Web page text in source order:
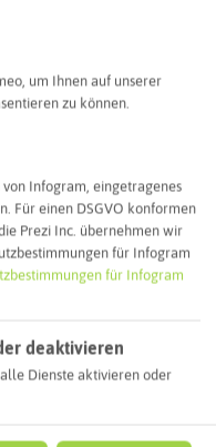
könnt
um Ihnen auf unserer
zu können.
Infogram, eingetragenes
Für einen DSGVO konformen
Prezi Inc. übernehmen wir
für Infogram
für Infogram
deaktivieren
Dienste aktivieren oder